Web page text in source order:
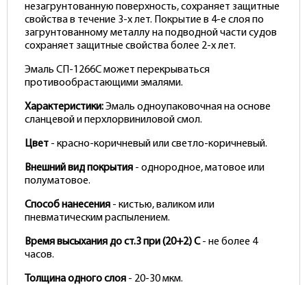
незагрунтованную поверхность, сохраняет защитные
свойства в течение 3-х лет. Покрытие в 4-е слоя по
загрунтованному металлу на подводной части судов
сохраняет защитные свойства более 2-х лет.
Эмаль СП-1266С может перекрываться
противообрастающими эмалями.
Характеристики:Эмаль одноупаковочная на основе
сланцевой и перхлорвиниловой смол.
Цвет - красно-коричневый или светло-коричневый.
Внешний вид покрытия - однородное, матовое или
полуматовое.
Способ нанесения - кистью, валиком или
пневматическим распылением.
Время высыхания до ст.3 при (20+2) С- не более 4
часов.
Толщина одного слоя - 20-30 мкм.